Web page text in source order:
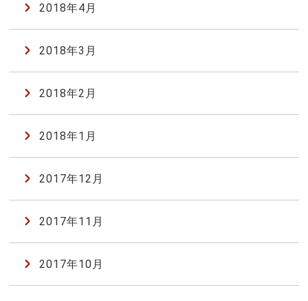
2018年4月
2018年3月
2018年2月
2018年1月
2017年12月
2017年11月
2017年10月